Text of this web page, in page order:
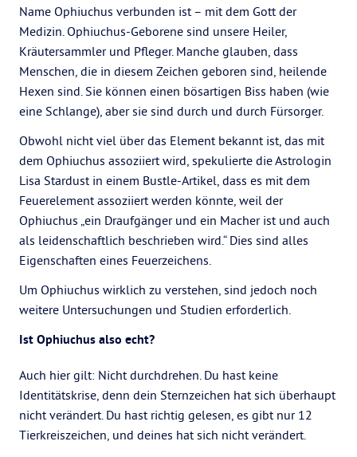
Name Ophiuchus verbunden ist – mit dem Gott der
Medizin. Ophiuchus-Geborene sind unsere Heiler,
Kräutersammler und Pfleger. Manche glauben, dass
Menschen, die in diesem Zeichen geboren sind, heilende
Hexen sind. Sie können einen bösartigen Biss haben (wie
eine Schlange), aber sie sind durch und durch Fürsorger.
Obwohl nicht viel über das Element bekannt ist, das mit
dem Ophiuchus assoziiert wird, spekulierte die Astrologin
Lisa Stardust in einem Bustle-Artikel, dass es mit dem
Feuerelement assoziiert werden könnte, weil der
Ophiuchus „ein Draufgänger und ein Macher ist und auch
als leidenschaftlich beschrieben wird.“ Dies sind alles
Eigenschaften eines Feuerzeichens.
Um Ophiuchus wirklich zu verstehen, sind jedoch noch
weitere Untersuchungen und Studien erforderlich.
Ist Ophiuchus also echt?
Auch hier gilt: Nicht durchdrehen. Du hast keine
Identitätskrise, denn dein Sternzeichen hat sich überhaupt
nicht verändert. Du hast richtig gelesen, es gibt nur 12
Tierkreiszeichen, und deines hat sich nicht verändert.